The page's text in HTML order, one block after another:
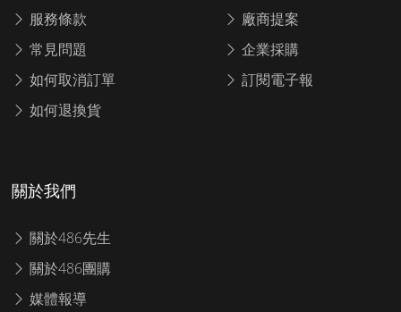
服務條款
常見問題
如何取消訂單
如何退換貨
廠商提案
企業採購
訂閱電子報
關於我們
關於486先生
關於486團購
媒體報導